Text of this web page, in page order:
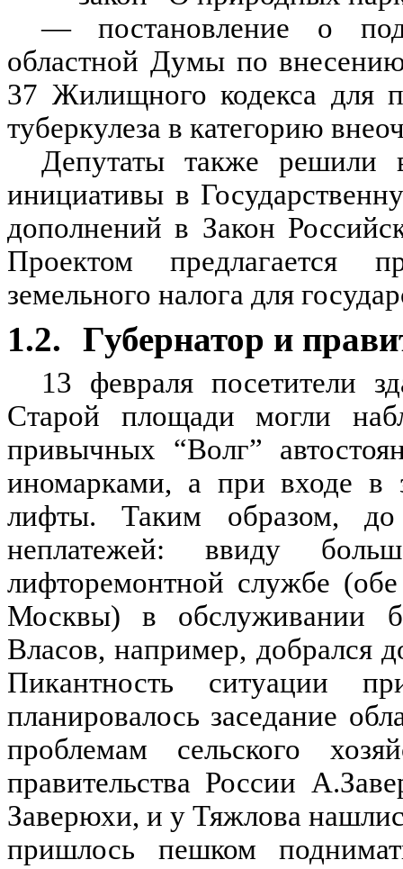
— постановление о
областной Думы по
37 Жилищного кодекса для
туберкулеза в категорию
Депутаты также решили
инициативы в
дополнений в Закон
Проектом предлагается
земельного налога для
1.2. Губернатор и
13 февраля посетители
Старой площади могли
привычных “Волг”
иномарками, а при входе в
лифты. Таким образом, до
неплатежей: ввиду
лифторемонтной службе
Москвы) в обслуживании
Власов, например, добрался
Пикантность ситуации
планировалось заседание
проблемам сельского
правительства России
Заверюхи, и у Тяжлова
пришлось пешком